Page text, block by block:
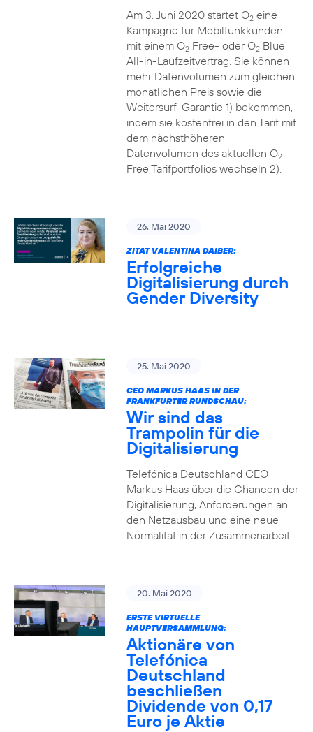
Am 3. Juni 2020 startet O2eine
Kampagne für Mobilfunkkunden
mit einem O2Free- oder O2Blue
All-in-Laufzeitvertrag. Sie können
mehr Datenvolumen zum gleichen
monatlichen Preis sowie die
Weitersurf-Garantie 1) bekommen,
indem sie kostenfrei in den Tarif mit
dem nächsthöheren
Datenvolumen des aktuellen O2
Free Tarifportfolios wechseln 2).
26. Mai 2020
ZITAT VALENTINA DAIBER:
Erfolgreiche
Digitalisierung durch
Gender Diversity
25. Mai 2020
CEO MARKUS HAAS IN DER
FRANKFURTER RUNDSCHAU:
Wir sind das
Trampolin für die
Digitalisierung
Telefónica Deutschland CEO
Markus Haas über die Chancen der
Digitalisierung, Anforderungen an
den Netzausbau und eine neue
Normalität in der Zusammenarbeit.
20. Mai 2020
ERSTE VIRTUELLE
HAUPTVERSAMMLUNG:
Aktionäre von
Telefónica
Deutschland
beschließen
Dividende von 0,17
Euro je Aktie